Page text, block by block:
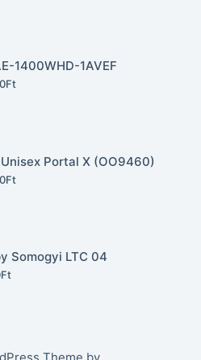
1400WHD-1AVEF
Ft
Portal X (OO9460)
Ft
Somogyi LTC 04
Ft